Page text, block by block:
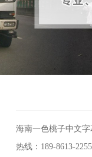
海南一色桃子中文
热线：189-8613-